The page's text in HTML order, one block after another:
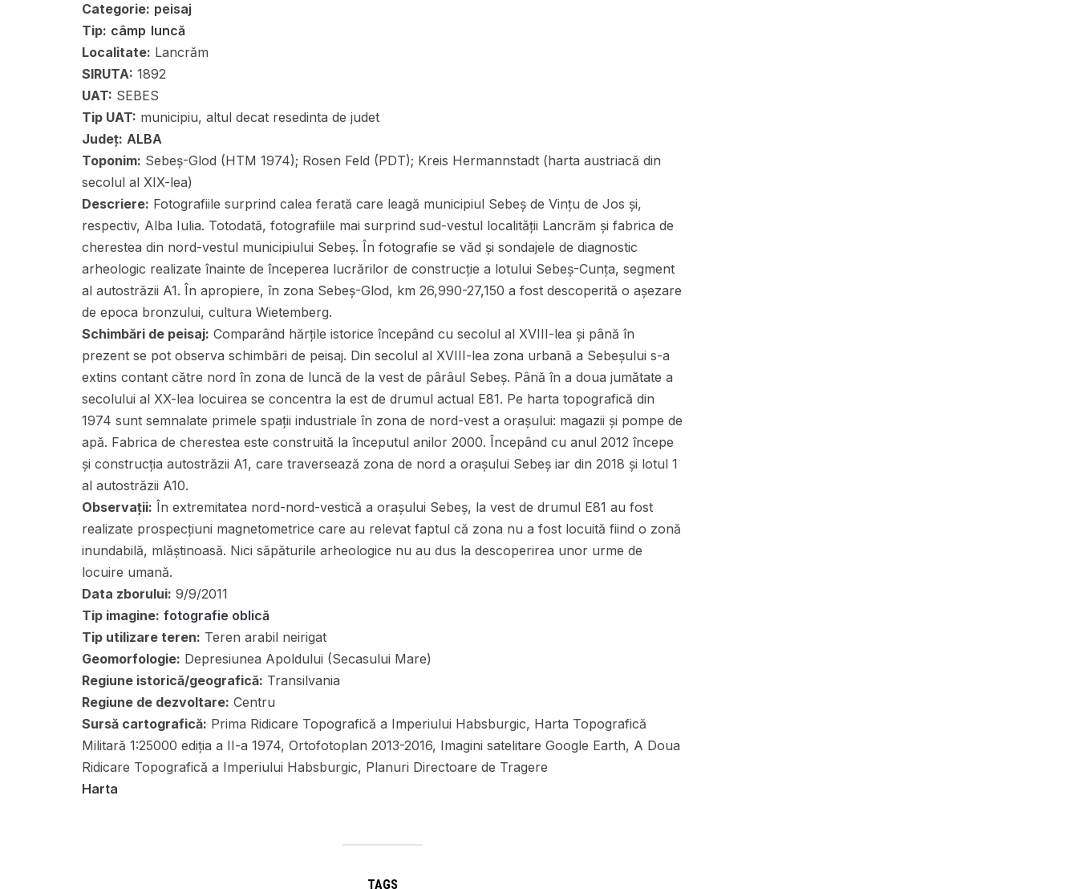
Categorie: peisaj
Tip: câmp luncă
Localitate: Lancrăm
SIRUTA: 1892
UAT: SEBES
Tip UAT: municipiu, altul decat resedinta de judet
Județ: ALBA
Toponim: Sebeș-Glod (HTM 1974); Rosen Feld (PDT); Kreis Hermannstadt (harta austriacă din
secolul al XIX-lea)
Descriere: Fotografiile surprind calea ferată care leagă municipiul Sebeș de Vințu de Jos și,
respectiv, Alba Iulia. Totodată, fotografiile mai surprind sud-vestul localității Lancrăm și fabrica de
cherestea din nord-vestul municipiului Sebeș. În fotografie se văd și sondajele de diagnostic
arheologic realizate înainte de începerea lucrărilor de construcție a lotului Sebeș-Cunța, segment
al autostrăzii A1. În apropiere, în zona Sebeș-Glod, km 26,990-27,150 a fost descoperită o așezare
de epoca bronzului, cultura Wietemberg.
Schimbări de peisaj: Comparând hărțile istorice începând cu secolul al XVIII-lea și până în
prezent se pot observa schimbări de peisaj. Din secolul al XVIII-lea zona urbană a Sebeșului s-a
extins contant către nord în zona de luncă de la vest de pârâul Sebeș. Până în a doua jumătate a
secolului al XX-lea locuirea se concentra la est de drumul actual E81. Pe harta topografică din
1974 sunt semnalate primele spații industriale în zona de nord-vest a orașului: magazii și pompe de
apă. Fabrica de cherestea este construită la începutul anilor 2000. Începând cu anul 2012 începe
și construcția autostrăzii A1, care traversează zona de nord a orașului Sebeș iar din 2018 și lotul 1
al autostrăzii A10.
Observații: În extremitatea nord-nord-vestică a orașului Sebeș, la vest de drumul E81 au fost
realizate prospecțiuni magnetometrice care au relevat faptul că zona nu a fost locuită fiind o zonă
inundabilă, mlăștinoasă. Nici săpăturile arheologice nu au dus la descoperirea unor urme de
locuire umană.
Data zborului: 9/9/2011
Tip imagine: fotografie oblică
Tip utilizare teren: Teren arabil neirigat
Geomorfologie: Depresiunea Apoldului (Secasului Mare)
Regiune istorică/geografică: Transilvania
Regiune de dezvoltare: Centru
Sursă cartografică: Prima Ridicare Topografică a Imperiului Habsburgic, Harta Topografică
Militară 1:25000 ediția a II-a 1974, Ortofotoplan 2013-2016, Imagini satelitare Google Earth, A Doua
Ridicare Topografică a Imperiului Habsburgic, Planuri Directoare de Tragere
Harta
TAGS